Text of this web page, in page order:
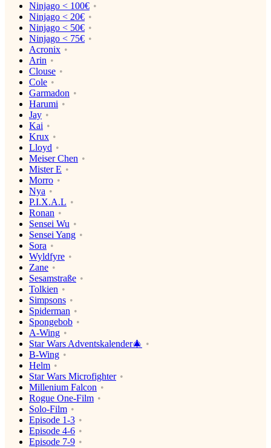
Ninjago < 100€
Ninjago < 20€
Ninjago < 50€
Ninjago < 75€
Acronix
Arin
Clouse
Cole
Garmadon
Harumi
Jay
Kai
Krux
Lloyd
Meiser Chen
Mister E
Morro
Nya
P.I.X.A.L
Ronan
Sensei Wu
Sensei Yang
Sora
Wyldfyre
Zane
Sesamstraße
Tolkien
Simpsons
Spiderman
Spongebob
A-Wing
Star Wars Adventskalender🎄
B-Wing
Helm
Star Wars Microfighter
Millenium Falcon
Rogue One-Film
Solo-Film
Episode 1-3
Episode 4-6
Episode 7-9